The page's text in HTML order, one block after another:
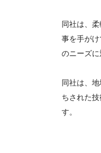
同社は、
事を手が
のニーズに
同社は、
ちされた
す。